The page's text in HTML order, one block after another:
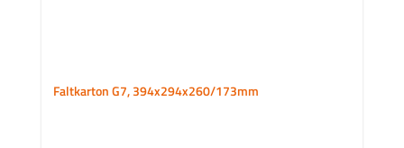
Faltkarton G7, 394x294x260/173mm